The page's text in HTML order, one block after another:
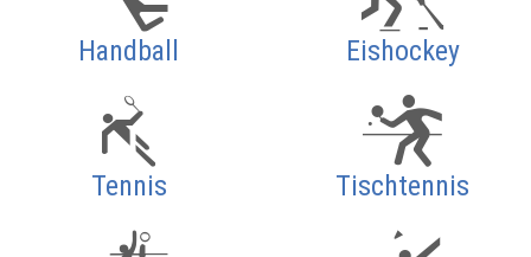
Handball Eishockey
Tennis Tischtennis